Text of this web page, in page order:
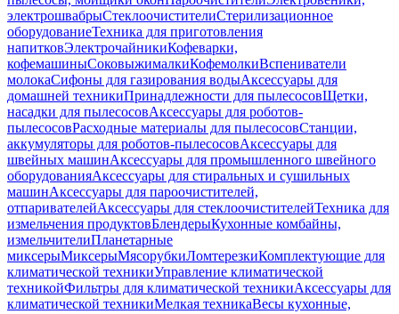
электрошвабрыСтеклоочистителиСтерилизационное
оборудованиеТехника для приготовления
напитковЭлектрочайникиКофеварки,
кофемашиныСоковыжималкиКофемолкиВспениватели
молокаСифоны для газирования водыАксессуары для
домашней техникиПринадлежности для пылесосовЩетки,
насадки для пылесосовАксессуары для роботов-
пылесосовРасходные материалы для пылесосовСтанции,
аккумуляторы для роботов-пылесосовАксессуары для
швейных машинАксессуары для промышленного швейного
оборудованияАксессуары для стиральных и сушильных
машинАксессуары для пароочистителей,
отпаривателейАксессуары для стеклоочистителейТехника для
измельчения продуктовБлендерыКухонные комбайны,
измельчителиПланетарные
миксерыМиксерыМясорубкиЛомтерезкиКомплектующие для
климатической техникиУправление климатической
техникойФильтры для климатической техникиАксессуары для
климатической техникиМелкая техникаВесы кухонные,